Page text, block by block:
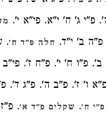
פ"י ג' ח' י"א. פי"א י'.
פ"ה ב' י"ד. חלה פ"ד ח'.
ב'. פ"ו ח' י'. פ"ח ז'.
פ"א ו' ז'. פ"ב ה'. פ"ג
פ"י ח'. שקלים פ"ד א'.